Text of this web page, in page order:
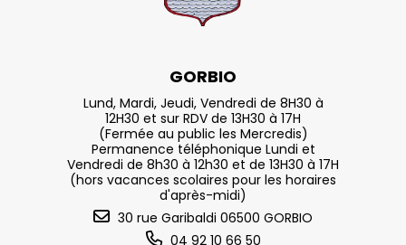
GORBIO
Lund, Mardi, Jeudi, Vendredi de 8H30 à
12H30 et sur RDV de 13H30 à 17H
(Fermée au public les Mercredis)
Permanence téléphonique Lundi et
Vendredi de 8h30 à 12h30 et de 13H30 à 17H
(hors vacances scolaires pour les horaires
d'après-midi)
30 rue Garibaldi 06500 GORBIO
04 92 10 66 50